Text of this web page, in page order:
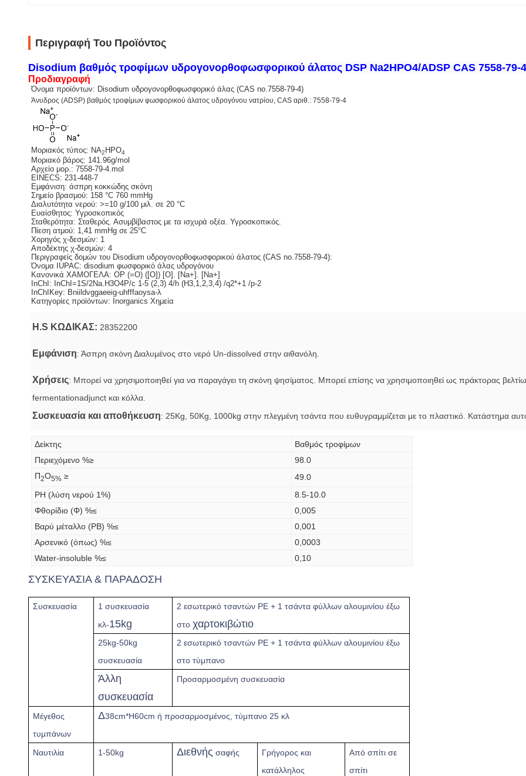
Περιγραφή Του Προϊόντος
Disodium βαθμός τροφίμων υδρογονορθοφωσφορικού άλατος DSP Na2HPO4/ADSP CAS 7558-79-4
Προδιαγραφή
Όνομα προϊόντων: Disodium υδρογονορθοφωσφορικό άλας (CAS no.7558-79-4)
Άνυδρος (ADSP) βαθμός τροφίμων φωσφορικού άλατος υδρογόνου νατρίου, CAS αριθ.: 7558-79-4
Μοριακός τύπος: NA2 HPO4
Μοριακό βάρος: 141.96g/mol
Αρχείο μορ.: 7558-79-4.mol
EINECS: 231-448-7
Εμφάνιση: άσπρη κοκκώδης σκόνη
Σημείο βρασμού: 158 °C 760 mmHg
Διαλυτότητα νερού: >=10 g/100 μιλ. σε 20 °C
Ευαίσθητος: Υγροσκοπικός
Σταθερότητα: Σταθερός. Ασυμβίβαστος με τα ισχυρά οξέα. Υγροσκοπικός.
Πίεση ατμού: 1,41 mmHg σε 25°C
Χορηγός χ-δεσμών: 1
Αποδέκτης χ-δεσμών: 4
Περιγραφείς δομών του Disodium υδρογονορθοφωσφορικού άλατος (CAS no.7558-79-4):
Όνομα IUPAC: disodium φωσφορικό άλας υδρογόνου
Κανονικά ΧΑΜΟΓΕΛΑ: OP (=O) ([Ο]) [Ο]. [Na+]. [Na+]
InChI: InChI=1S/2Na.H3O4P/c 1-5 (2,3) 4/h (H3,1,2,3,4) /q2*+1 /p-2
InChIKey: Bniildvggaeeig-uhfffaoysa-λ
Κατηγορίες προϊόντων: Inorganics Χημεία
H.S ΚΩΔΙΚΑΣ: 28352200
Εμφάνιση: Άσπρη σκόνη Διαλυμένος στο νερό Un-dissolved στην αιθανόλη.
Χρήσεις: Μπορεί να χρησιμοποιηθεί για να παραγάγει τη σκόνη ψησίματος. Μπορεί επίσης να χρησιμοποιηθεί ως πράκτορας
fermentationadjunct και κόλλα.
Συσκευασία και αποθήκευση: 25Kg, 50Kg, 1000kg στην πλεγμένη τσάντα που ευθυγραμμίζεται με το πλαστικό. Κατάστημα
Δείκτης
Βαθμός τροφίμων
Περιεχόμενο %≥
98.0
Π2Ο5% ≥
49.0
PH (λύση νερού 1%)
8.5-10.0
Φθορίδιο (Φ) %≤
0,005
Βαρύ μέταλλο (PB) %≤
0,001
Αρσενικό (όπως) %≤
0,0003
Water-insoluble %≤
0,10
ΣΥΣΚΕΥΑΣΙΑ & ΠΑΡΑΔΟΣΗ
Συσκευασία
1 συσκευασία
κλ-15kg
2 εσωτερικό τσαντών PE + 1 τσάντα φύλλων αλουμινίου έξω
στοχαρτοκιβώτιο
25kg-50kg
συσκευασία
2 εσωτερικό τσαντών PE + 1 τσάντα φύλλων αλουμινίου έξω
στο τύμπανο
Άλλη
συσκευασία
Προσαρμοσμένη συσκευασία
Μέγεθος
τυμπάνων
Δ38cm*H60cm ή προσαρμοσμένος, τύμπανο 25 κλ
Ναυτιλία 1-50kg Διεθνής σαφής Γρήγορος και
κατάλληλος
Από σπίτι σε
σπίτι